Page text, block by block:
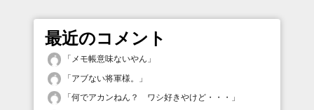
最近のコメント
「 メモ帳意味ないやん 」
「アブない将軍様。
」
「何でアカンねん？ ワシ好きやけど・・・ 」